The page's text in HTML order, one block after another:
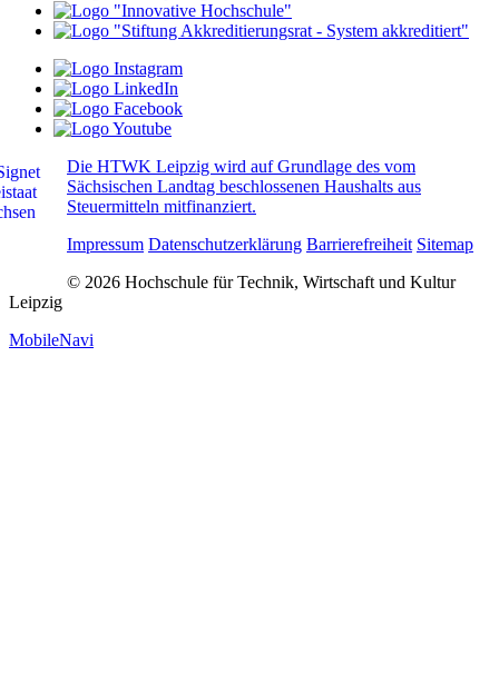
Die HTWK Leipzig wird auf Grundlage des vom
Sächsischen Landtag beschlossenen Haushalts aus
Steuermitteln mitfinanziert.
Impressum Datenschutzerklärung Barrierefreiheit Sitemap
© 2026 Hochschule für Technik, Wirtschaft und Kultur
Leipzig
MobileNavi